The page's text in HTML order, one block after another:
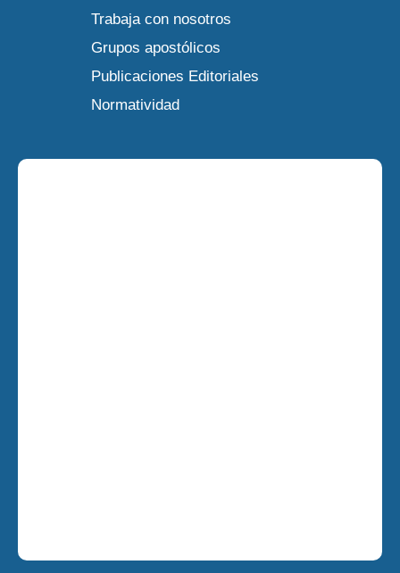
Trabaja con nosotros
Grupos apostólicos
Publicaciones Editoriales
Normatividad